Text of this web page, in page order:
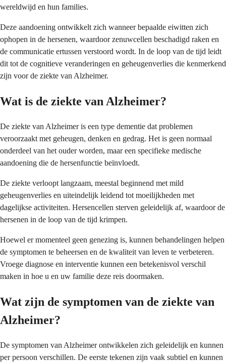
wereldwijd en hun families.
Deze aandoening ontwikkelt zich wanneer bepaalde eiwitten zich
ophopen in de hersenen, waardoor zenuwcellen beschadigd raken en
de communicatie ertussen verstoord wordt. In de loop van de tijd leidt
dit tot de cognitieve veranderingen en geheugenverlies die kenmerkend
zijn voor de ziekte van Alzheimer.
Wat is de ziekte van Alzheimer?
De ziekte van Alzheimer is een type dementie dat problemen
veroorzaakt met geheugen, denken en gedrag. Het is geen normaal
onderdeel van het ouder worden, maar een specifieke medische
aandoening die de hersenfunctie beïnvloedt.
De ziekte verloopt langzaam, meestal beginnend met mild
geheugenverlies en uiteindelijk leidend tot moeilijkheden met
dagelijkse activiteiten. Hersencellen sterven geleidelijk af, waardoor de
hersenen in de loop van de tijd krimpen.
Hoewel er momenteel geen genezing is, kunnen behandelingen helpen
de symptomen te beheersen en de kwaliteit van leven te verbeteren.
Vroege diagnose en interventie kunnen een betekenisvol verschil
maken in hoe u en uw familie deze reis doormaken.
Wat zijn de symptomen van de ziekte van
Alzheimer?
De symptomen van Alzheimer ontwikkelen zich geleidelijk en kunnen
per persoon verschillen. De eerste tekenen zijn vaak subtiel en kunnen